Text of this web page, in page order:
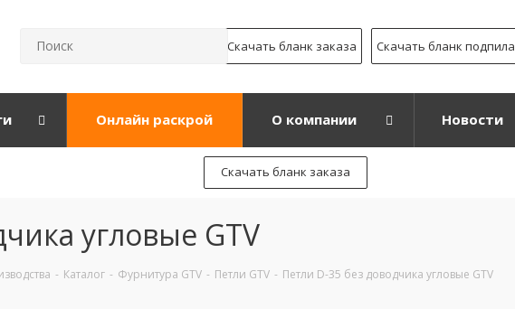
Скачать бланк заказа Скачать бланк подпила
Онлайн раскрой О компании Новости
Скачать бланк заказа
угловые GTV
- Каталог - Фурнитура GTV - Петли GTV - Петли D-35 без доводчика угловые GTV